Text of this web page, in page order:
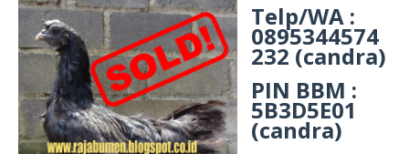
Telp/WA :
0895344574
232 (candra)
PIN BBM :
5B3D5E01
(candra)